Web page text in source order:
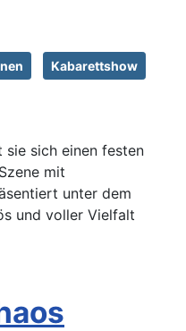
Kabarettshow
sie sich einen festen
mit
unter dem
und voller Vielfalt